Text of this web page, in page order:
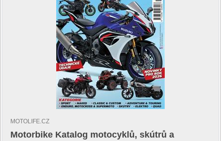
MOTOLIFE.CZ
Motorbike Katalog motocyklů, skútrů a